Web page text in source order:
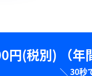
円(税別) （